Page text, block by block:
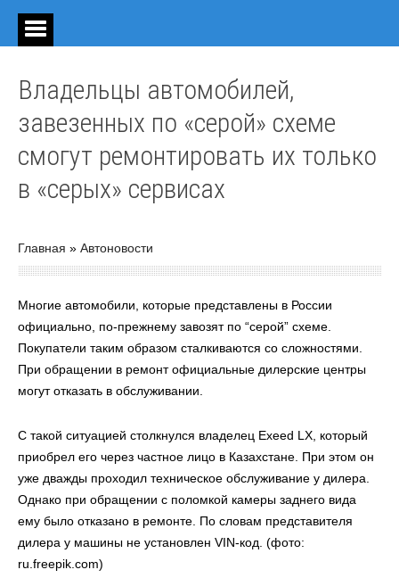
Владельцы автомобилей,
завезенных по «серой» схеме
смогут ремонтировать их только
в «серых» сервисах
Главная » Автоновости
Многие автомобили, которые представлены в России
официально, по-прежнему завозят по “серой” схеме.
Покупатели таким образом сталкиваются со сложностями.
При обращении в ремонт официальные дилерские центры
могут отказать в обслуживании.
С такой ситуацией столкнулся владелец Exeed LX, который
приобрел его через частное лицо в Казахстане. При этом он
уже дважды проходил техническое обслуживание у дилера.
Однако при обращении с поломкой камеры заднего вида
ему было отказано в ремонте. По словам представителя
дилера у машины не установлен VIN-код. (фото:
ru.freepik.com)